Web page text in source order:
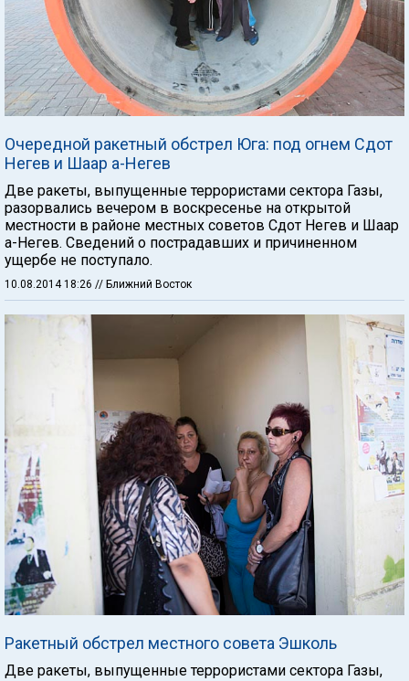
Очередной ракетный обстрел Юга: под огнем Сдот
Негев и Шаар а-Негев
Две ракеты, выпущенные террористами сектора Газы,
разорвались вечером в воскресенье на открытой
местности в районе местных советов Сдот Негев и Шаар
а-Негев. Сведений о пострадавших и причиненном
ущербе не поступало.
10.08.2014 18:26 // Ближний Восток
Ракетный обстрел местного совета Эшколь
Две ракеты, выпущенные террористами сектора Газы,